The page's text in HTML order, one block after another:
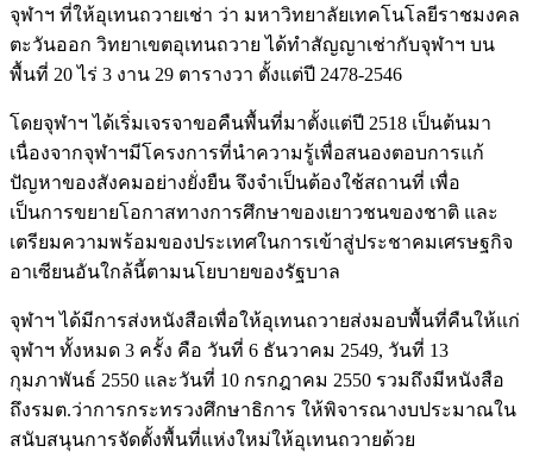
จุฬาฯ ที่ให้อุเทนถวายเช่า ว่า มหาวิทยาลัยเทคโนโลยีราชมงคล
ตะวันออก วิทยาเขตอุเทนถวาย ได้ทำสัญญาเช่ากับจุฬาฯ บน
พื้นที่ 20 ไร่ 3 งาน 29 ตารางวา ตั้งแต่ปี 2478-2546
โดยจุฬาฯ ได้เริ่มเจรจาขอคืนพื้นที่มาตั้งแต่ปี 2518 เป็นต้นมา
เนื่องจากจุฬาฯมีโครงการที่นำความรู้เพื่อสนองตอบการแก้
ปัญหาของสังคมอย่างยั่งยืน จึงจำเป็นต้องใช้สถานที่ เพื่อ
เป็นการขยายโอกาสทางการศึกษาของเยาวชนของชาติ และ
เตรียมความพร้อมของประเทศในการเข้าสู่ประชาคมเศรษฐกิจ
อาเซียนอันใกล้นี้ตามนโยบายของรัฐบาล
จุฬาฯ ได้มีการส่งหนังสือเพื่อให้อุเทนถวายส่งมอบพื้นที่คืนให้แก่
จุฬาฯ ทั้งหมด 3 ครั้ง คือ วันที่ 6 ธันวาคม 2549, วันที่ 13
กุมภาพันธ์ 2550 และวันที่ 10 กรกฎาคม 2550 รวมถึงมีหนังสือ
ถึงรมต.ว่าการกระทรวงศึกษาธิการ ให้พิจารณางบประมาณใน
สนับสนุนการจัดตั้งพื้นที่แห่งใหม่ให้อุเทนถวายด้วย